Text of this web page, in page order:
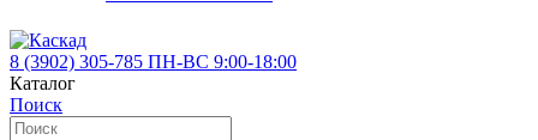
8 (3902) 305-785 ПН-ВС 9:00-18:00
Каталог
Поиск